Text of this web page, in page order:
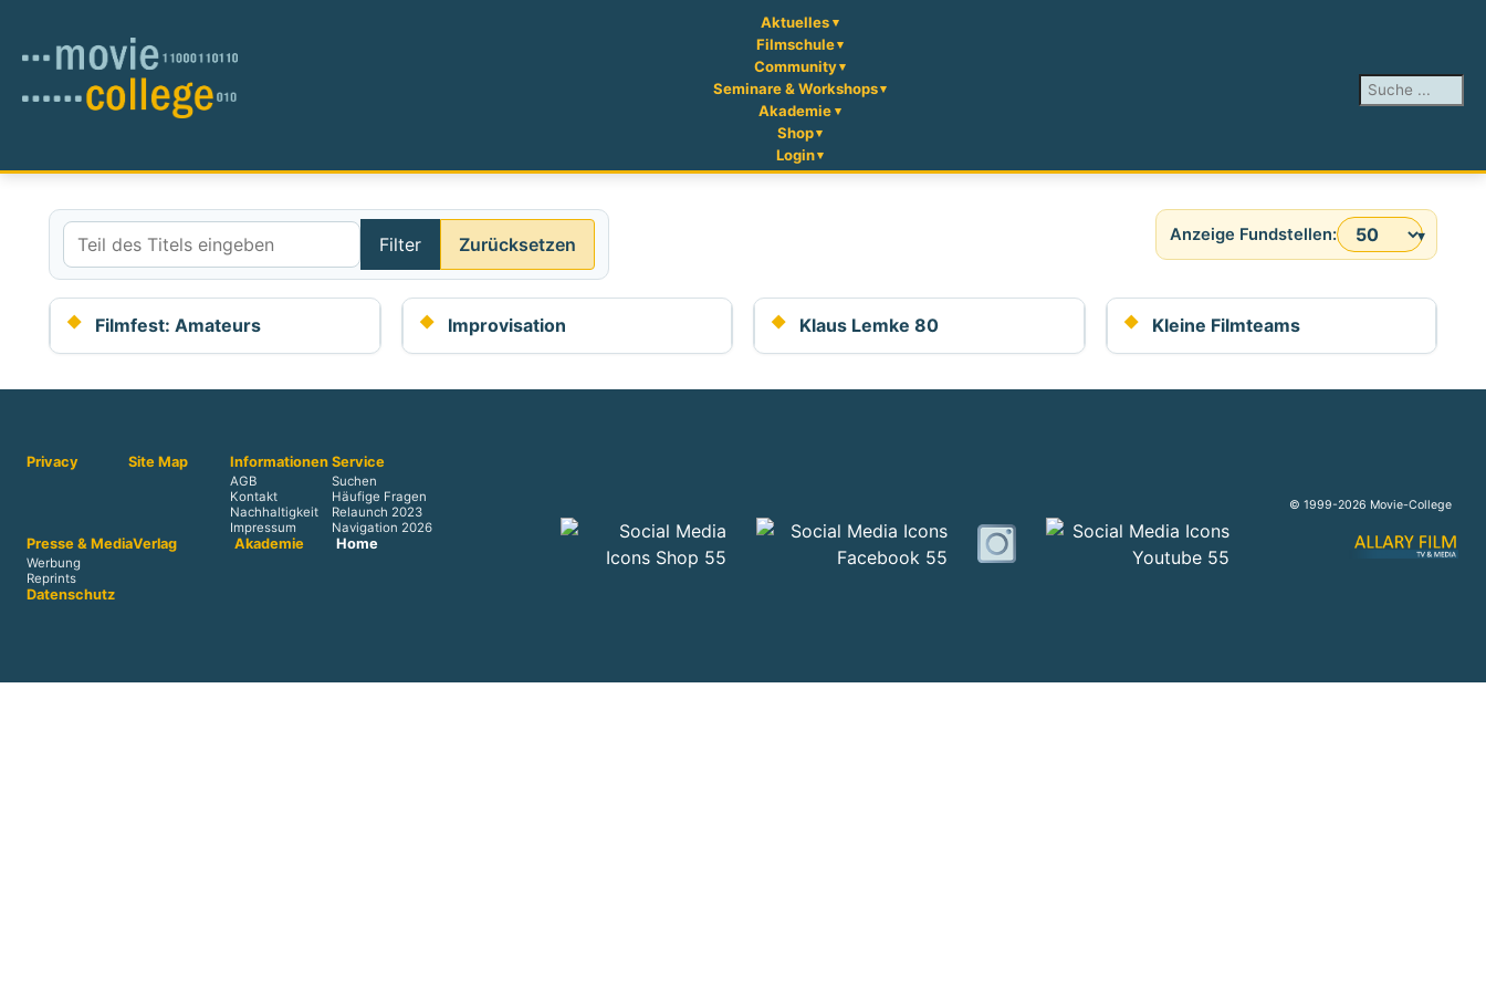
Aktuelles
Filmschule
Community
Seminare & Workshops
Akademie
Shop
Login
Suchen ...
Teil des Titels eingeben
Filter Zurücksetzen Anzeige #
Filmfest: Amateurs Improvisation Klaus Lemke 80 Kleine Filmteams
Privacy Site Map Informationen
AGB
Kontakt
Nachhaltigkeit
Impressum
Service
Suchen
Häufige Fragen
Relaunch 2023
Navigation 2026
Presse & Media
Werbung
Reprints
Verlag Akademie Home
Datenschutz
© 1999-2026 Movie-College